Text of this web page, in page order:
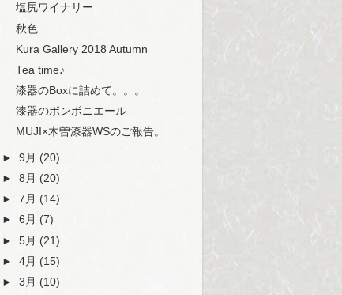
塩尻ワイナリー
秋色
Kura Gallery 2018 Autumn
Tea time♪
漆器のBoxに詰めて。。。
漆器のボンボニエール
MUJI×木曽漆器WSのご報告。
►9月 (20)
►8月 (20)
►7月 (14)
►6月 (7)
►5月 (21)
►4月 (15)
►3月 (10)